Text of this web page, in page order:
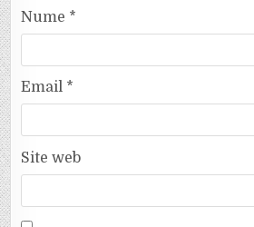
Nume *
Email *
Site web